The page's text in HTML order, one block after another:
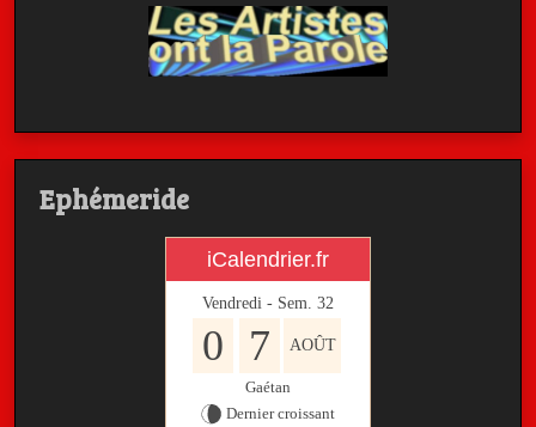
Ephémeride
iCalendrier.fr
Vendredi - Sem. 32
0 7 AOÛT
Gaétan
Dernier croissant